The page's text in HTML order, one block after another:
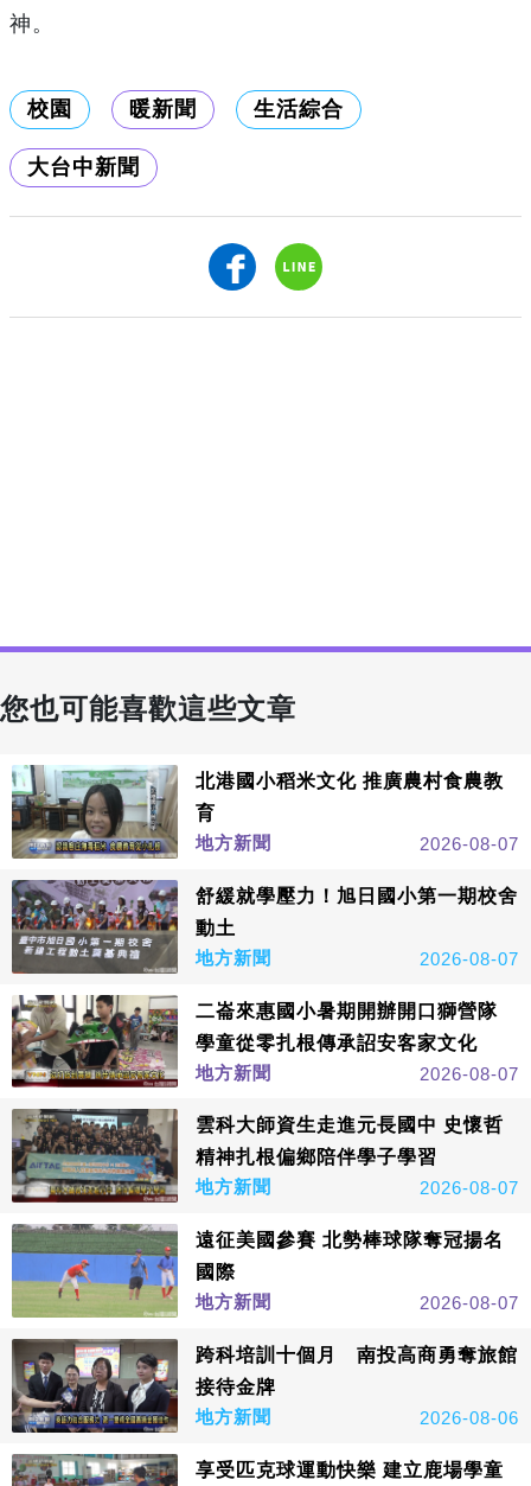
神。
校園 暖新聞 生活綜合
大台中新聞
您也可能喜歡這些文章
北港國小稻米文化 推廣農村食農教
育
地方新聞
2026-08-07
舒緩就學壓力！旭日國小第一期校舍
動土
地方新聞
2026-08-07
二崙來惠國小暑期開辦開口獅營隊
學童從零扎根傳承詔安客家文化
地方新聞
2026-08-07
雲科大師資生走進元長國中 史懷哲
精神扎根偏鄉陪伴學子學習
地方新聞
2026-08-07
遠征美國參賽 北勢棒球隊奪冠揚名
國際
地方新聞
2026-08-07
跨科培訓十個月 南投高商勇奪旅館
接待金牌
地方新聞
2026-08-06
享受匹克球運動快樂 建立鹿場學童